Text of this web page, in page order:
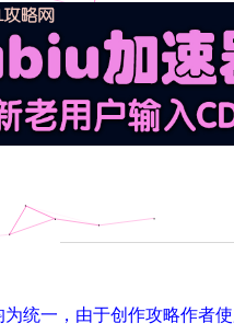
统一，由于创作攻略作者